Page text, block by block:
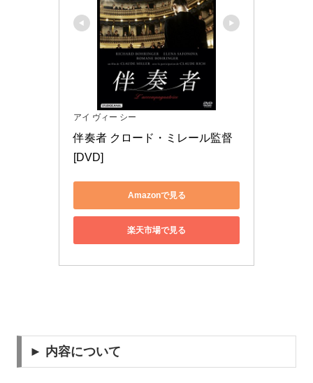
アイ ヴィー シー
伴奏者 クロード・ミレール監督
[DVD]
Amazonで見る
楽天市場で見る
► 内容について